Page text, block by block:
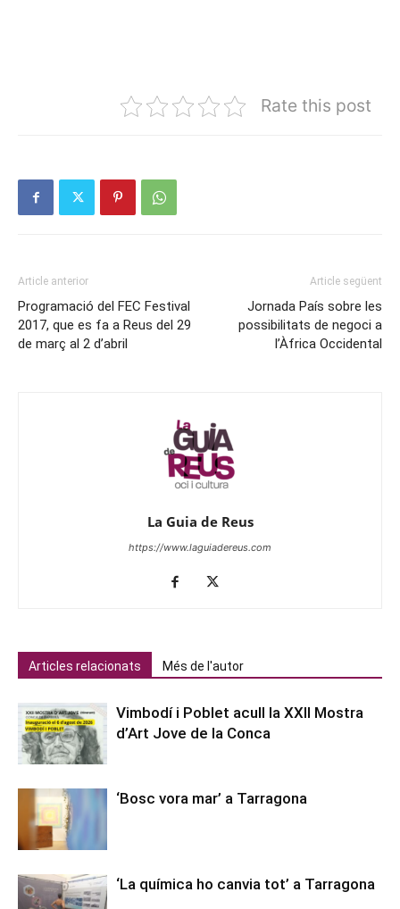
Rate this post
Article anterior
Programació del FEC Festival
2017, que es fa a Reus del 29
de març al 2 d’abril
Article següent
Jornada País sobre les
possibilitats de negoci a
l’Àfrica Occidental
La Guia de Reus
https://www.laguiadereus.com
Articles relacionats Més de l'autor
Vimbodí i Poblet acull la XXII Mostra
d’Art Jove de la Conca
‘Bosc vora mar’ a Tarragona
‘La química ho canvia tot’ a Tarragona